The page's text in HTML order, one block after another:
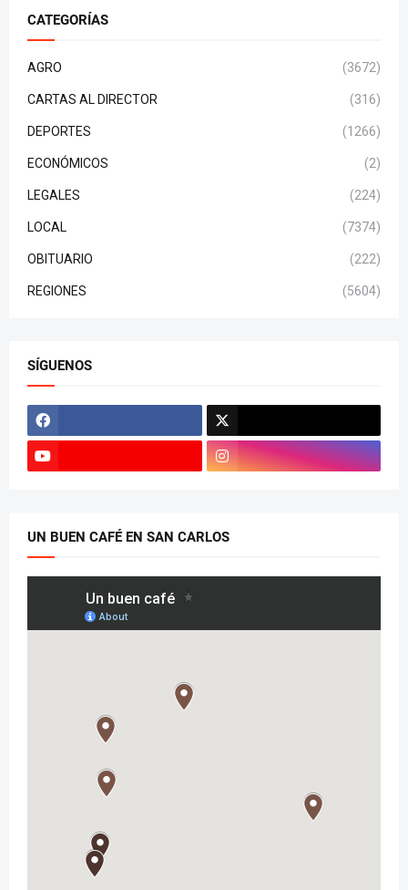
CATEGORÍAS
AGRO (3672)
CARTAS AL DIRECTOR (316)
DEPORTES (1266)
ECONÓMICOS (2)
LEGALES (224)
LOCAL (7374)
OBITUARIO (222)
REGIONES (5604)
SÍGUENOS
UN BUEN CAFÉ EN SAN CARLOS